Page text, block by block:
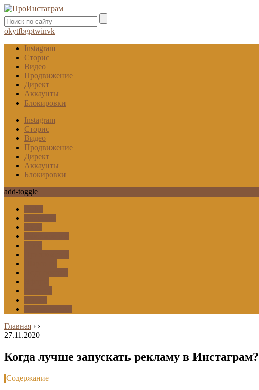
okytfbgptwinvk
Instagram
Сторис
Видео
Продвижение
Директ
Аккаунты
Блокировки
Instagram
Сторис
Видео
Продвижение
Директ
Аккаунты
Блокировки
add-toggle
Главная › ›
27.11.2020
Когда лучше запускать рекламу в Инстаграм?
Содержание